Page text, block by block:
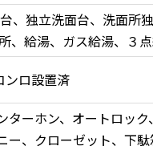
、独立洗面台、洗面所
、給湯、ガス給湯、３
ンロ設置済
ーホン、オートロッ
、クローゼット、下